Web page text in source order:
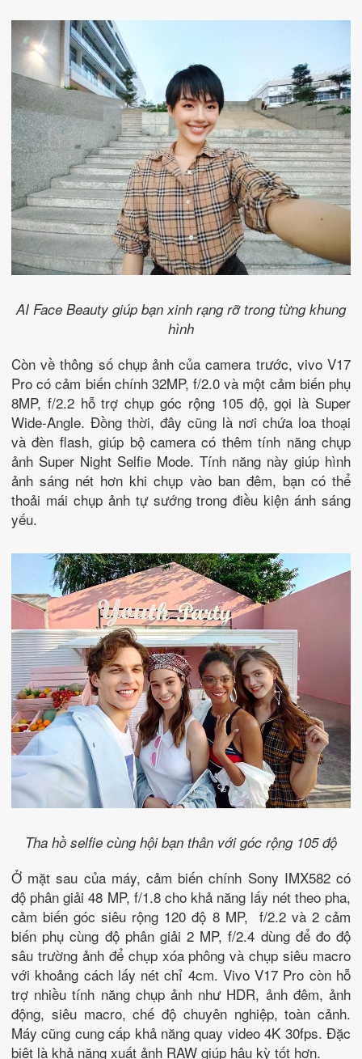
AI Face Beauty giúp bạn xinh rạng rỡ trong từng khung
hình
Còn về thông số chụp ảnh của camera trước, vivo V17
Pro có cảm biến chính 32MP, f/2.0 và một cảm biến phụ
8MP, f/2.2 hỗ trợ chụp góc rộng 105 độ, gọi là Super
Wide-Angle. Đồng thời, đây cũng là nơi chứa loa thoại
và đèn flash, giúp bộ camera có thêm tính năng chụp
ảnh Super Night Selfie Mode. Tính năng này giúp hình
ảnh sáng nét hơn khi chụp vào ban đêm, bạn có thể
thoải mái chụp ảnh tự sướng trong điều kiện ánh sáng
yếu.
Tha hồ selfie cùng hội bạn thân với góc rộng 105 độ
Ở mặt sau của máy, cảm biến chính Sony IMX582 có
độ phân giải 48 MP, f/1.8 cho khả năng lấy nét theo pha,
cảm biến góc siêu rộng 120 độ 8 MP, f/2.2 và 2 cảm
biến phụ cùng độ phân giải 2 MP, f/2.4 dùng để đo độ
sâu trường ảnh để chụp xóa phông và chụp siêu macro
với khoảng cách lấy nét chỉ 4cm. Vivo V17 Pro còn hỗ
trợ nhiều tính năng chụp ảnh như HDR, ảnh đêm, ảnh
động, siêu macro, chế độ chuyên nghiệp, toàn cảnh.
Máy cũng cung cấp khả năng quay video 4K 30fps. Đặc
biệt là khả năng xuất ảnh RAW giúp hậu kỳ tốt hơn.